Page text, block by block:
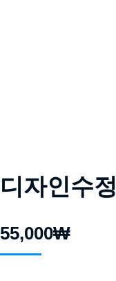
디자인수정
55,000₩